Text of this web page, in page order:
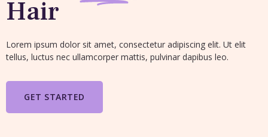
Hair
Lorem ipsum dolor sit amet, consectetur adipiscing elit. Ut elit
tellus, luctus nec ullamcorper mattis, pulvinar dapibus leo.
GET STARTED